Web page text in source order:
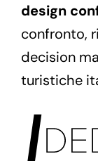
design
confronto,
decision
turistiche